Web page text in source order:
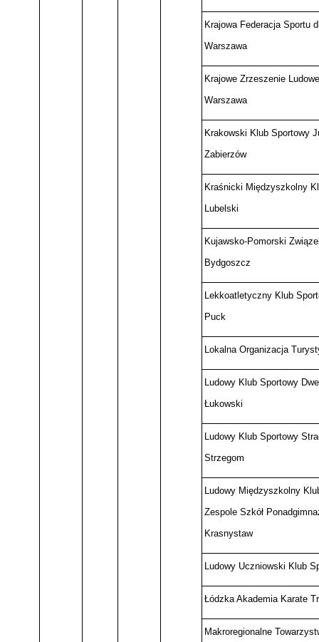
Krajowa Federacja Sportu
Warszawa
Krajowe Zrzeszenie
Warszawa
Krakowski Klub Sportowy
Zabierzów
Kraśnicki Międzyszkolny
Lubelski
Kujawsko-Pomorski
Bydgoszcz
Lekkoatletyczny Klub
Puck
Lokalna Organizacja
Ludowy Klub Sportowy
Łukowski
Ludowy Klub Sportowy
Strzegom
Ludowy Międzyszkolny
Zespole Szkół
Krasnystaw
Ludowy Uczniowski Klub
Łódzka Akademia Karate
Makroregionalne